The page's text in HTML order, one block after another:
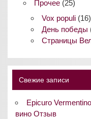
Прочее(25)
Vox populi(16)
День победы
Страницы
Свежие записи
Epicuro
вино Отзыв